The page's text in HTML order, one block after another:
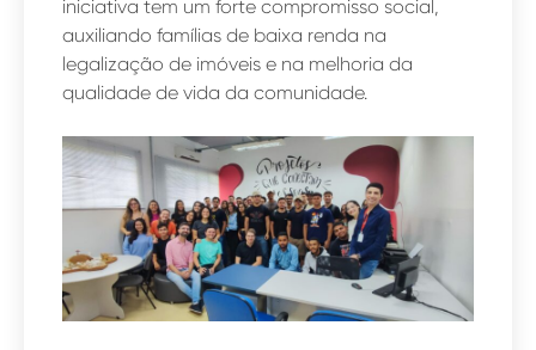
iniciativa tem um forte compromisso social,
auxiliando famílias de baixa renda na
legalização de imóveis e na melhoria da
qualidade de vida da comunidade.